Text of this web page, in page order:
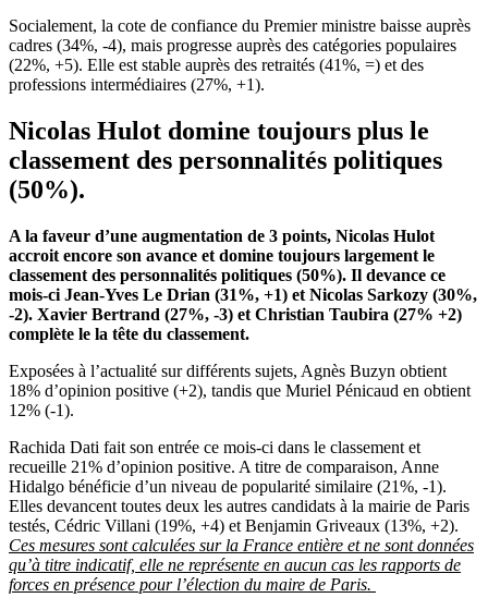
Socialement, la cote de confiance du Premier ministre baisse auprès
cadres (34%, -4), mais progresse auprès des catégories populaires
(22%, +5). Elle est stable auprès des retraités (41%, =) et des
professions intermédiaires (27%, +1).
Nicolas Hulot domine toujours plus le
classement des personnalités politiques
(50%).
A la faveur d’une augmentation de 3 points, Nicolas Hulot
accroit encore son avance et domine toujours largement le
classement des personnalités politiques (50%). Il devance ce
mois-ci Jean-Yves Le Drian (31%, +1) et Nicolas Sarkozy (30%,
-2). Xavier Bertrand (27%, -3) et Christian Taubira (27% +2)
complète le la tête du classement.
Exposées à l’actualité sur différents sujets, Agnès Buzyn obtient
18% d’opinion positive (+2), tandis que Muriel Pénicaud en obtient
12% (-1).
Rachida Dati fait son entrée ce mois-ci dans le classement et
recueille 21% d’opinion positive. A titre de comparaison, Anne
Hidalgo bénéficie d’un niveau de popularité similaire (21%, -1).
Elles devancent toutes deux les autres candidats à la mairie de Paris
testés, Cédric Villani (19%, +4) et Benjamin Griveaux (13%, +2).
Ces mesures sont calculées sur la France entière et ne sont données
qu’à titre indicatif, elle ne représente en aucun cas les rapports de
forces en présence pour l’élection du maire de Paris.